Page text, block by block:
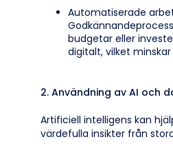
Automatiserade
budgetar eller
digitalt, vilket
2. Användning av AI och
Artificiell intelligens kan
värdefulla insikter från